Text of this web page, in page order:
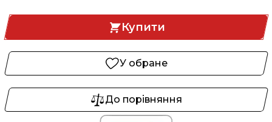
Купити
У обране
До порівняння